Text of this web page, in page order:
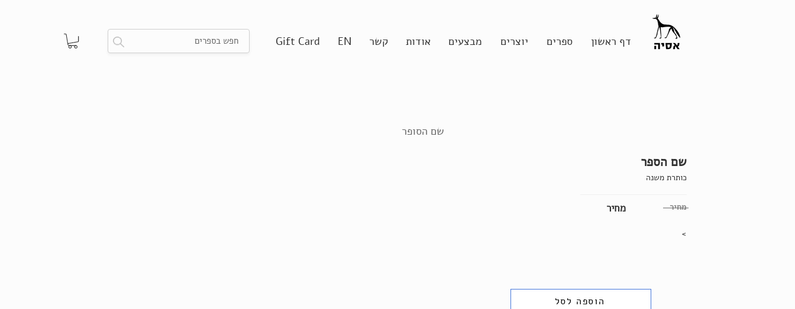
דף ראשון ספרים יוצרים מבצעים אודות קשר EN
Gift Card
שם הסופר
שם הספר
כותרת משנה
מחיר מחיר
>
הוספה לסל